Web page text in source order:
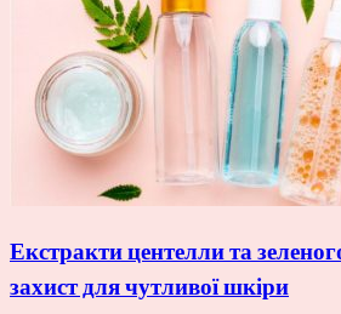
Екстракти центелли та
захист для чутливої шкіри